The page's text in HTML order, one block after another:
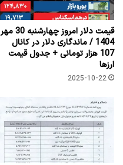
قیمت دلار امروز چهارشنبه 30 مهر
1404 / ماندگاری دلار در کانال
107 هزار تومانی + جدول قیمت
ارزها
2025-10-22